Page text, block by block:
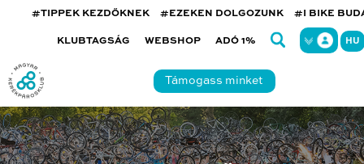
#TIPPEK KEZDŐKNEK #EZEKEN DOLGOZUNK #I BIKE
KLUBTAGSÁG WEBSHOP ADÓ 1% HU
Támogass minket